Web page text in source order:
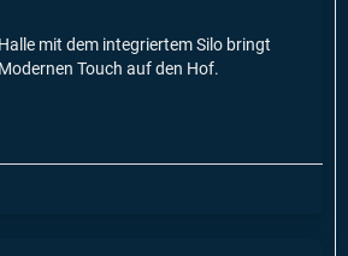
mit dem integriertem Silo bringt
Touch auf den Hof.